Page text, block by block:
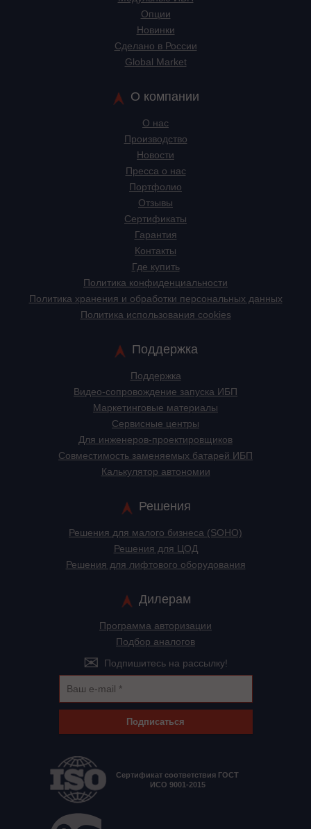
Опции
Новинки
Сделано в России
Global Market
О компании
О нас
Производство
Новости
Пресса о нас
Портфолио
Отзывы
Сертификаты
Гарантия
Контакты
Где купить
Политика конфиденциальности
Политика хранения и обработки персональных данных
Политика использования cookies
Поддержка
Поддержка
Видео-сопровождение запуска ИБП
Маркетинговые материалы
Сервисные центры
Для инженеров-проектировщиков
Cовместимость заменяемых батарей ИБП
Калькулятор автономии
Решения
Решения для малого бизнеса (SOHO)
Решения для ЦОД
Решения для лифтового оборудования
Дилерам
Программа авторизации
Подбор аналогов
Подпишитесь на рассылку!
Подписаться
Сертификат соответствия ГОСТ
ИСО 9001-2015